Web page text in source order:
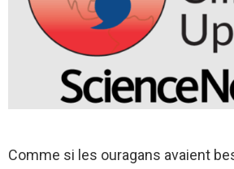
Comme si les ouragans avaient